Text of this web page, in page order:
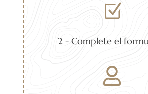
Z
2 - Complete el
